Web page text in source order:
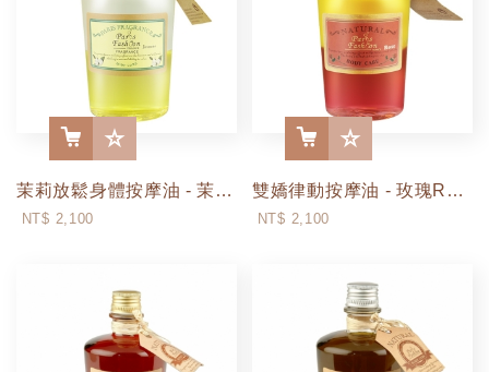
茉莉放鬆身體按摩油 - 茉莉Jasmine (250ml / 500ml)
NT$ 2,100
More 雙嬌律動按摩油 - 玫瑰Rose (250ml / 500ml)
NT$ 2,100
More